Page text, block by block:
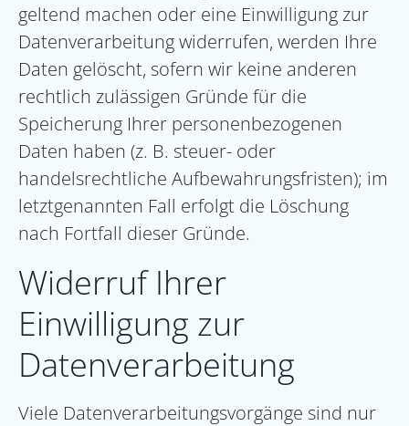
geltend machen oder eine Einwilligung zur
Datenverarbeitung widerrufen, werden Ihre
Daten gelöscht, sofern wir keine anderen
rechtlich zulässigen Gründe für die
Speicherung Ihrer personenbezogenen
Daten haben (z. B. steuer- oder
handelsrechtliche Aufbewahrungsfristen); im
letztgenannten Fall erfolgt die Löschung
nach Fortfall dieser Gründe.
Widerruf Ihrer
Einwilligung zur
Datenverarbeitung
Viele Datenverarbeitungsvorgänge sind nur